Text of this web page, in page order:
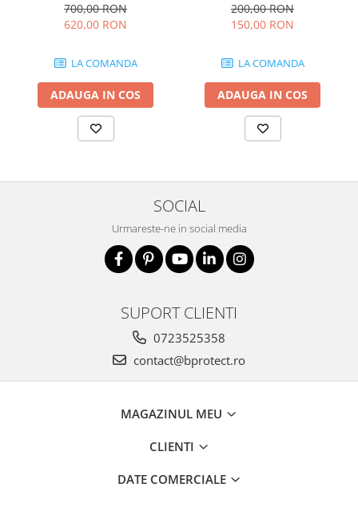
700,00 RON
620,00 RON
LA COMANDA
ADAUGA IN COS
200,00 RON
150,00 RON
LA COMANDA
ADAUGA IN COS
SOCIAL
Urmareste-ne in social media
SUPORT CLIENTI
0723525358
contact@bprotect.ro
MAGAZINUL MEU
CLIENTI
DATE COMERCIALE